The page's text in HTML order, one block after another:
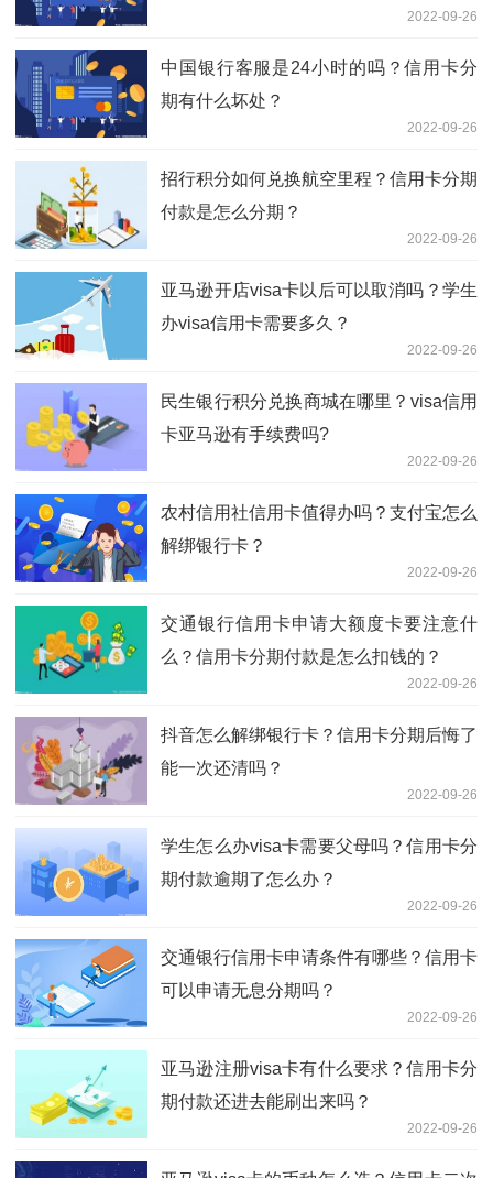
2022-09-26
中国银行客服是24小时的吗？信用卡分
期有什么坏处？
2022-09-26
招行积分如何兑换航空里程？信用卡分期
付款是怎么分期？
2022-09-26
亚马逊开店visa卡以后可以取消吗？学生
办visa信用卡需要多久？
2022-09-26
民生银行积分兑换商城在哪里？visa信用
卡亚马逊有手续费吗?
2022-09-26
农村信用社信用卡值得办吗？支付宝怎么
解绑银行卡？
2022-09-26
交通银行信用卡申请大额度卡要注意什
么？信用卡分期付款是怎么扣钱的？
2022-09-26
抖音怎么解绑银行卡？信用卡分期后悔了
能一次还清吗？
2022-09-26
学生怎么办visa卡需要父母吗？信用卡分
期付款逾期了怎么办？
2022-09-26
交通银行信用卡申请条件有哪些？信用卡
可以申请无息分期吗？
2022-09-26
亚马逊注册visa卡有什么要求？信用卡分
期付款还进去能刷出来吗？
2022-09-26